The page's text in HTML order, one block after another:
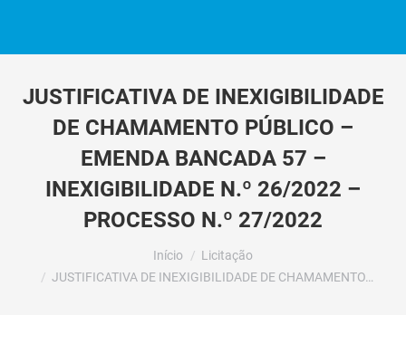
JUSTIFICATIVA DE INEXIGIBILIDADE
DE CHAMAMENTO PÚBLICO –
EMENDA BANCADA 57 –
INEXIGIBILIDADE N.º 26/2022 –
PROCESSO N.º 27/2022
Início
Licitação
JUSTIFICATIVA DE INEXIGIBILIDADE DE CHAMAMENTO…